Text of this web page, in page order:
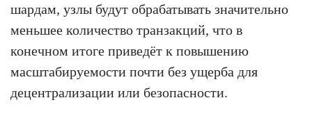
шардам, узлы будут обрабатывать значительно
меньшее количество транзакций, что в
конечном итоге приведёт к повышению
масштабируемости почти без ущерба для
децентрализации или безопасности.